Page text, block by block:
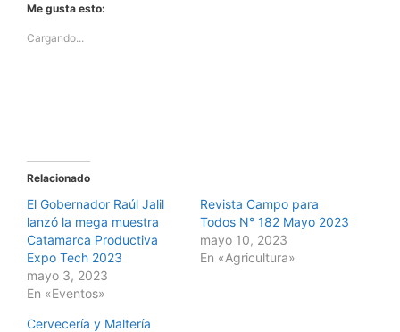
Me gusta esto:
Cargando...
Relacionado
El Gobernador Raúl Jalil
lanzó la mega muestra
Catamarca Productiva
Expo Tech 2023
mayo 3, 2023
En «Eventos»
Revista Campo para
Todos N° 182 Mayo 2023
mayo 10, 2023
En «Agricultura»
Cervecería y Maltería